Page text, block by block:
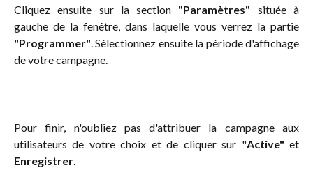
Cliquez ensuite sur la section "Paramètres" située à
gauche de la fenêtre, dans laquelle vous verrez la partie
"Programmer". Sélectionnez ensuite la période d'affichage
de votre campagne.
Pour finir, n'oubliez pas d'attribuer la campagne aux
utilisateurs de votre choix et de cliquer sur "Active" et
Enregistrer.